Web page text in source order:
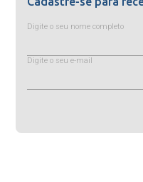
Digite o seu nome completo
Digite o seu e-mail